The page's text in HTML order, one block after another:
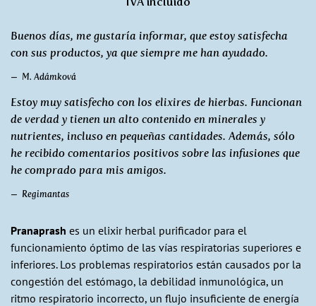
Buenos días, me gustaría informar, que estoy satisfecha
con sus productos, ya que siempre me han ayudado.
M. Adámková
Estoy muy satisfecho con los elixires de hierbas. Funcionan
de verdad y tienen un alto contenido en minerales y
nutrientes, incluso en pequeñas cantidades. Además, sólo
he recibido comentarios positivos sobre las infusiones que
he comprado para mis amigos.
Regimantas
Pranaprash es un elixir herbal purificador para el
funcionamiento óptimo de las vías respiratorias superiores e
inferiores. Los problemas respiratorios están causados por la
congestión del estómago, la debilidad inmunológica, un
ritmo respiratorio incorrecto, un flujo insuficiente de energía